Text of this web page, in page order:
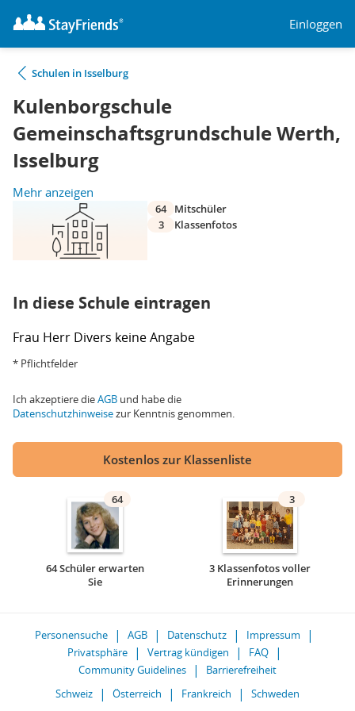
Einloggen
Schulen in Isselburg
Kulenborgschule
Gemeinschaftsgrundschule Werth,
Isselburg
Mehr anzeigen
64
Mitschüler
3
Klassenfotos
In diese Schule eintragen
Frau Herr Divers keine Angabe
* Pflichtfelder
Ich akzeptiere dieAGB und habe die
Datenschutzhinweisezur Kenntnis genommen.
Kostenlos zur Klassenliste
64
64 Schüler erwarten
Sie
3
3 Klassenfotos voller
Erinnerungen
Personensuche AGB Datenschutz
Impressum
Privatsphäre
Vertrag kündigen
FAQ
Community Guidelines
Barrierefreiheit
Schweiz
Österreich Frankreich Schweden